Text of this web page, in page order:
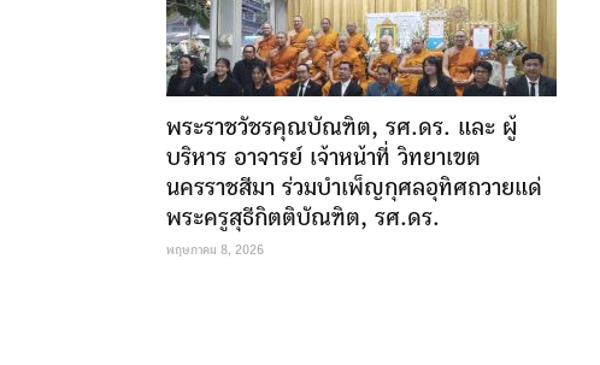
พระราชวัชรคุณบัณฑิต, รศ.ดร. และ ผู้
บริหาร อาจารย์ เจ้าหน้าที่ วิทยาเขต
นครราชสีมา ร่วมบำเพ็ญกุศลอุทิศถวายแด่
พระครูสุธีกิตติบัณฑิต, รศ.ดร.
พฤษภาคม 8, 2026